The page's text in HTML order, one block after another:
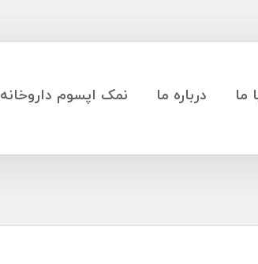
ما درباره ما نمک اپسوم داروخانه